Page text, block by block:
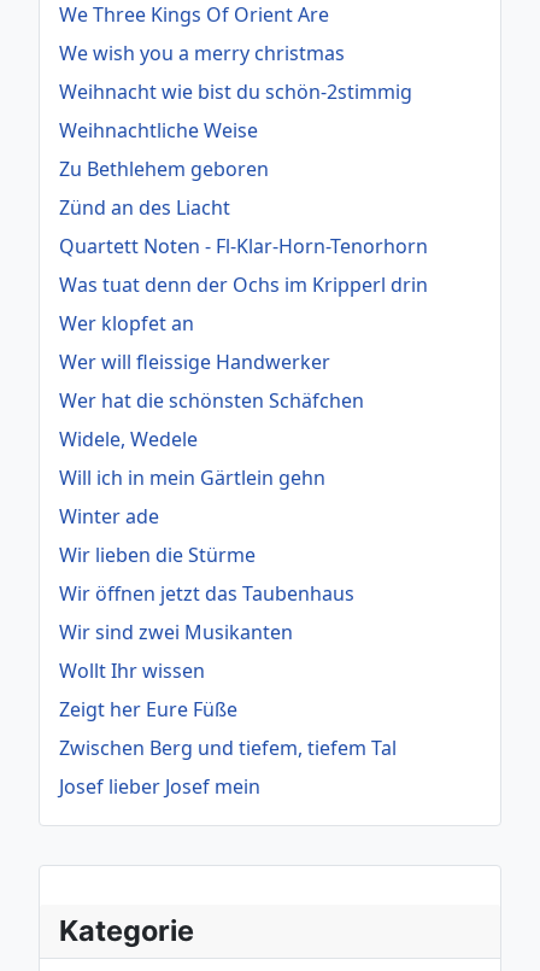
Kategorie
We Three Kings Of Orient Are
We wish you a merry christmas
Weihnacht wie bist du schön-2stimmig
Weihnachtliche Weise
Zu Bethlehem geboren
Zünd an des Liacht
Quartett Noten - Fl-Klar-Horn-Tenorhorn
Was tuat denn der Ochs im Kripperl drin
Wer klopfet an
Wer will fleissige Handwerker
Wer hat die schönsten Schäfchen
Widele, Wedele
Will ich in mein Gärtlein gehn
Winter ade
Wir lieben die Stürme
Wir öffnen jetzt das Taubenhaus
Wir sind zwei Musikanten
Wollt Ihr wissen
Zeigt her Eure Füße
Zwischen Berg und tiefem, tiefem Tal
Josef lieber Josef mein